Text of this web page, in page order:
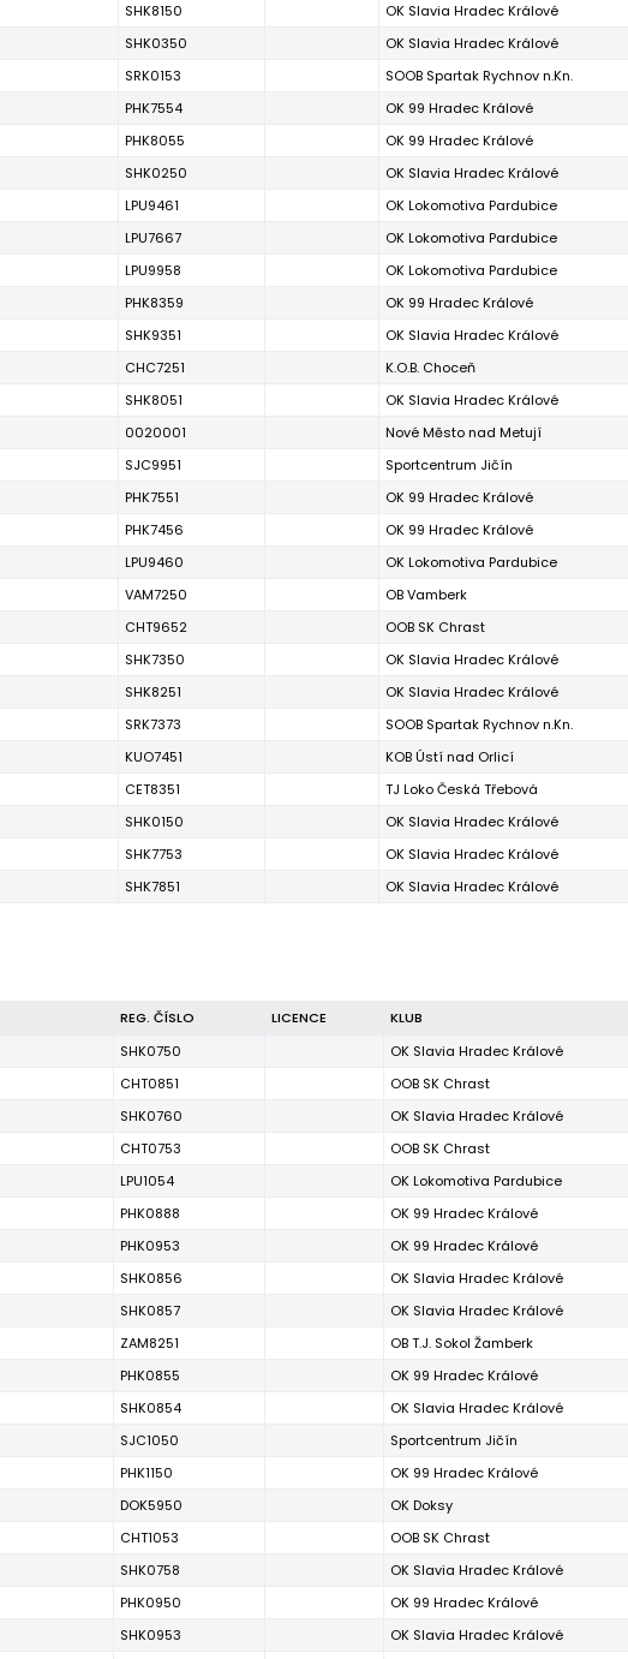
SHK8150 OK Slavia Hradec Králové
SHK0350 OK Slavia Hradec Králové
SRK0153 SOOB Spartak Rychnov n.Kn.
PHK7554 OK 99 Hradec Králové
PHK8055 OK 99 Hradec Králové
SHK0250 OK Slavia Hradec Králové
LPU9461 OK Lokomotiva Pardubice
LPU7667 OK Lokomotiva Pardubice
LPU9958 OK Lokomotiva Pardubice
PHK8359 OK 99 Hradec Králové
SHK9351 OK Slavia Hradec Králové
CHC7251 K.O.B. Choceň
SHK8051 OK Slavia Hradec Králové
0020001 Nové Město nad Metují
SJC9951 Sportcentrum Jičín
PHK7551 OK 99 Hradec Králové
PHK7456 OK 99 Hradec Králové
LPU9460 OK Lokomotiva Pardubice
VAM7250 OB Vamberk
CHT9652 OOB SK Chrast
SHK7350 OK Slavia Hradec Králové
SHK8251 OK Slavia Hradec Králové
SRK7373 SOOB Spartak Rychnov n.Kn.
KUO7451 KOB Ústí nad Orlicí
CET8351 TJ Loko Česká Třebová
SHK0150 OK Slavia Hradec Králové
SHK7753 OK Slavia Hradec Králové
SHK7851 OK Slavia Hradec Králové
REG. ČÍSLO LICENCE KLUB
SHK0750 OK Slavia Hradec Králové
CHT0851 OOB SK Chrast
SHK0760 OK Slavia Hradec Králové
CHT0753 OOB SK Chrast
LPU1054 OK Lokomotiva Pardubice
PHK0888 OK 99 Hradec Králové
PHK0953 OK 99 Hradec Králové
SHK0856 OK Slavia Hradec Králové
SHK0857 OK Slavia Hradec Králové
ZAM8251 OB T.J. Sokol Žamberk
PHK0855 OK 99 Hradec Králové
SHK0854 OK Slavia Hradec Králové
SJC1050 Sportcentrum Jičín
PHK1150 OK 99 Hradec Králové
DOK5950 OK Doksy
CHT1053 OOB SK Chrast
SHK0758 OK Slavia Hradec Králové
PHK0950 OK 99 Hradec Králové
SHK0953 OK Slavia Hradec Králové